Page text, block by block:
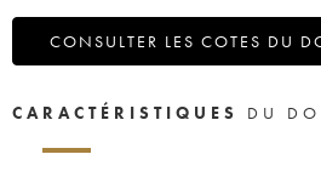
CONSULTER LES COTES DU
CARACTÉRISTIQUES DU